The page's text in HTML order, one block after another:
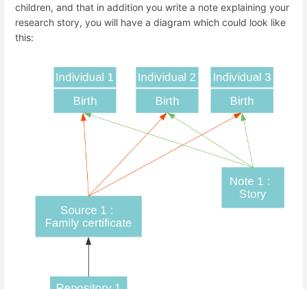
children, and that in addition you write a note explaining your
research story, you will have a diagram which could look like
this: